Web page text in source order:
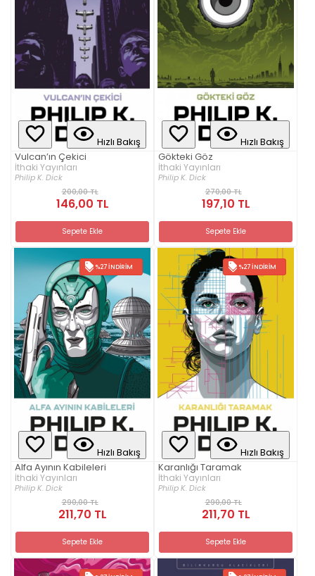
Hızlı Bakış
Vulcan’ın Çekici
İthaki Yayınları
Philip K. Dick
200,00 TL
146,00 TL
Sepete Ekle
Hızlı Bakış
Gökteki Göz
İthaki Yayınları
Philip K. Dick
270,00 TL
197,10 TL
Sepete Ekle
%27 İNDIRIM
Hızlı Bakış
Alfa Ayının Kabileleri
İthaki Yayınları
Philip K. Dick
290,00 TL
211,70 TL
Sepete Ekle
%27 İNDIRIM
Hızlı Bakış
Karanlığı Taramak
İthaki Yayınları
Philip K. Dick
290,00 TL
211,70 TL
Sepete Ekle